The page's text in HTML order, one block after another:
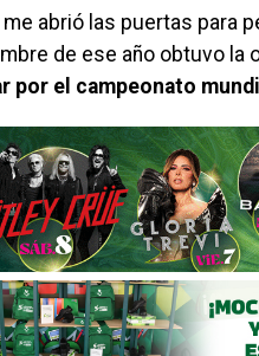
me abrió las puertas para
de ese año obtuvo la
por el campeonato